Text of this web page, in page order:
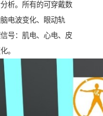
析。所有的可穿戴数
电波变化、眼动轨
号：肌电、心电、皮
。